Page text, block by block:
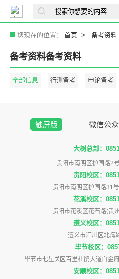
您现在的位置： 首页 备考资料
备考资料备考资料
全部信息 行测备考 申论备考
触屏版 微信公
大树总部：
贵阳市南明区护国路2
贵阳校区：
贵阳市南明区护国路31
花溪校区：
贵阳市花溪区花石路(贵
遵义校区：
遵义市汇川区北海
毕节校区：
毕节市七星关区百里杜鹃大道白金
安顺校区：